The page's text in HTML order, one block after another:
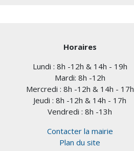
Horaires
Lundi : 8h -12h & 14h - 19h
Mardi: 8h -12h
Mercredi : 8h -12h & 14h - 17h
Jeudi : 8h -12h & 14h - 17h
Vendredi : 8h -13h
Contacter la mairie
Plan du site